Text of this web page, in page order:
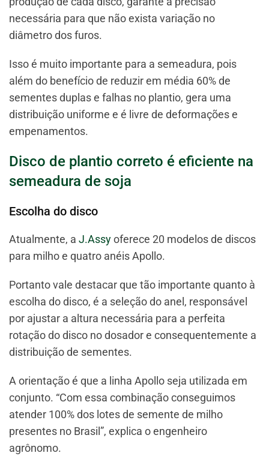
necessária para que não exista variação no
diâmetro dos furos.
Isso é muito importante para a semeadura, pois
além do benefício de reduzir em média 60% de
sementes duplas e falhas no plantio, gera uma
distribuição uniforme e é livre de deformações e
empenamentos.
Disco de plantio correto é eficiente na
semeadura de soja
Escolha do disco
Atualmente, a J.Assyoferece 20 modelos de discos
para milho e quatro anéis Apollo.
Portanto vale destacar que tão importante quanto à
escolha do disco, é a seleção do anel, responsável
por ajustar a altura necessária para a perfeita
rotação do disco no dosador e consequentemente a
distribuição de sementes.
A orientação é que a linha Apollo seja utilizada em
conjunto. “Com essa combinação conseguimos
atender 100% dos lotes de semente de milho
presentes no Brasil”, explica o engenheiro
agrônomo.